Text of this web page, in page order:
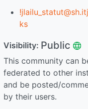
ks
Visibility: Public
This community can
federated to other
and be posted/
by their users.